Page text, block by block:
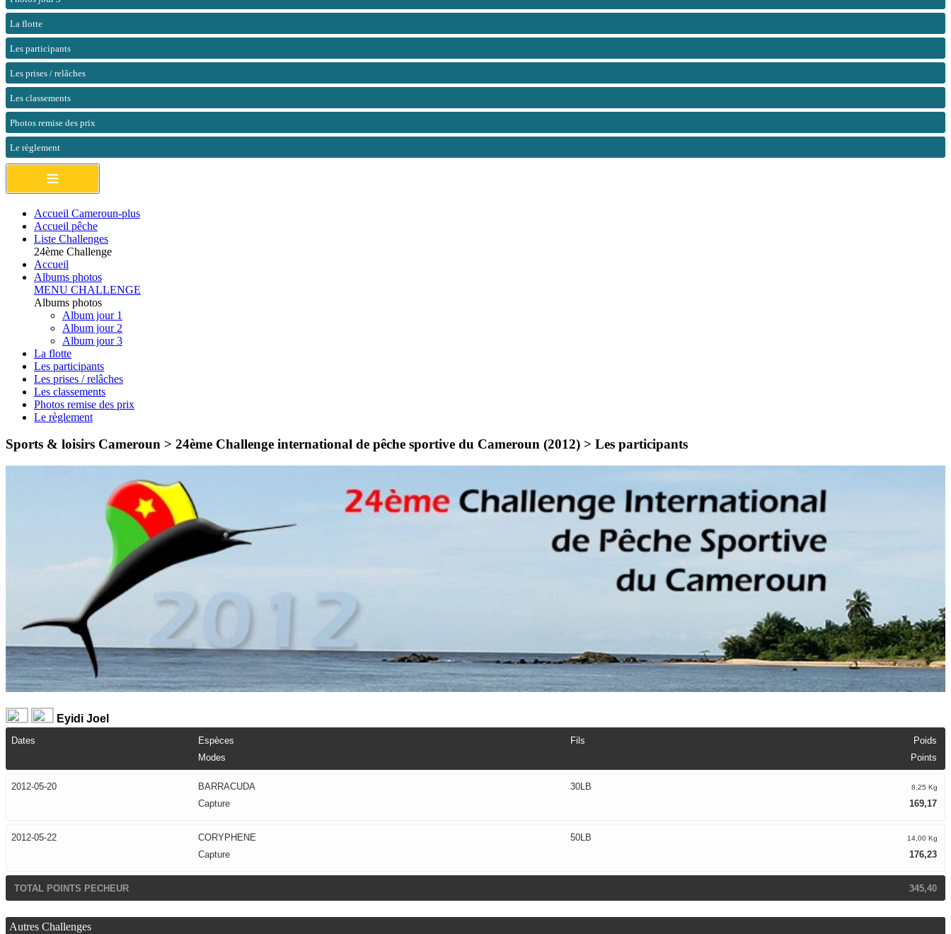
La flotte
Les participants
Les prises / relâches
Les classements
Photos remise des prix
Le règlement
≡
Accueil Cameroun-plus
Accueil pêche
Liste Challenges
24ème Challenge
Accueil
Albums photos
MENU CHALLENGE
Albums photos
Album jour 1
Album jour 2
Album jour 3
La flotte
Les participants
Les prises / relâches
Les classements
Photos remise des prix
Le règlement
Sports & loisirs Cameroun > 24ème Challenge international de pêche sportive du Cameroun (2012) > Les participants
Eyidi Joel
Dates Espèces Fils
Poids
Modes
Points
2012-05-20 BARRACUDA 30LB 8,25 Kg
Capture 169,17
2012-05-22 CORYPHENE 50LB 14,00 Kg
Capture 176,23
TOTAL POINTS PECHEUR 345,40
Autres Challenges